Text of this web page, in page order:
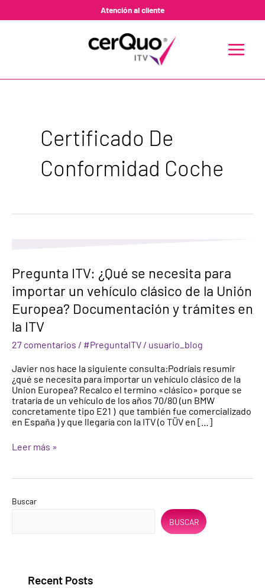
Atención al cliente
MENU
Certificado De
Conformidad Coche
Pregunta ITV: ¿Qué se necesita para
importar un vehículo clásico de la Unión
Europea? Documentación y trámites en
la ITV
27 comentarios / #PreguntaITV / usuario_blog
Javier nos hace la siguiente consulta:Podríais resumir
¿qué se necesita para importar un vehículo clásico de la
Union Europea? Recalco el termino «clásico» porque se
trataría de un vehículo de los años 70/80 (un BMW
concretamente tipo E21 ) que también fue comercializado
en España ) y que llegaría con la ITV (o TÜV en […]
se
necesita
para
importar
un
vehículo
de
Unión
Europea?
Documentación
y
trámites
en
ITV
Leer más »
Buscar
BUSCAR
Recent Posts